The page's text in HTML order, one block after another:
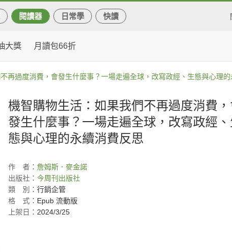
閱讀器 日常學 快讀
大獎 月讀包66折
再過度消費，會發生什麼事？一場走遍全球，改寫政經、生態與心理
機智購物生活：如果我們不再過度消費
發生什麼事？一場走遍全球，改寫政經、
態與心理的永續消費反思
作 者： 詹姆斯．麥金諾
出版社： 今周刊出版社
類
別： 行銷企管
格
式： Epub 流動版
上架日： 2024/3/25